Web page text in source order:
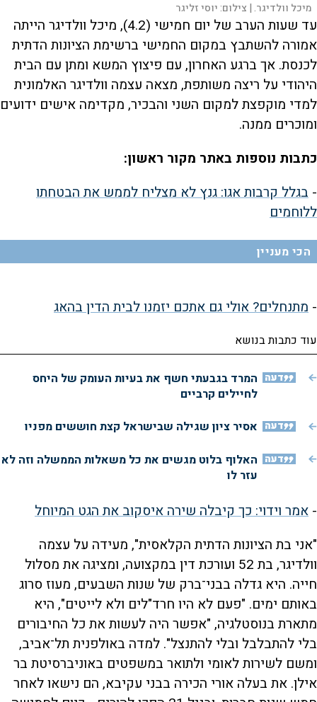
מיכל וולדיגר. | צילום:יוסי זליגר
עד שעות הערב של יום חמישי (4.2), מיכל וולדיגר הייתה
אמורה להשתבץ במקום החמישי ברשימת הציונות הדתית
לכנסת. אך ברגע האחרון, עם פיצוץ המשא ומתן עם הבית
היהודי על ריצה משותפת, מצאה עצמה וולדיגר האלמונית
למדי מוקפצת למקום השני והבכיר, מקדימה אישים ידועים
ומוכרים ממנה.
כתבות נוספות באתר מקור ראשון:
- בגלל קרבות אגו: גנץ לא מצליח לממש את הבטחתו
ללוחמים
הכי מעניין
- מתנחלים? אולי גם אתכם יזמנו לבית הדין בהאג
עוד כתבות בנושא
דעה המרד בגבעתי חשף את בעיות העומק של היחס
לחיילים קרביים
דעה אסיר ציון שגילה שבישראל קצת חוששים מפניו
דעה האלוף בלוט מגשים את כל משאלות הממשלה וזה לא
עזר לו
- אמר וידוי: כך קיבלה שירה איסקוב את הגט המיוחל
"אני בת הציונות הדתית הקלאסית", מעידה על עצמה
וולדיגר, בת 52 ועורכת דין במקצועה, ומציגה את מסלול
חייה. היא גדלה בבני־ברק של שנות השבעים, מעוז סרוג
באותם ימים. "פעם לא היו חרד"לים ולא לייטים", היא
מתארת בנוסטלגיה, "אפשר היה לעשות את כל החיבורים
בלי להתבלבל ובלי להתנצל". למדה באולפנית תל־אביב,
ומשם לשירות לאומי ולתואר במשפטים באוניברסיטת בר
אילן. את בעלה אורי הכירה בבני עקיבא, הם נישאו לאחר